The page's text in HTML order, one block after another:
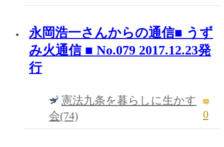
永岡浩一さんからの通信■ うず
み火通信 ■ No.079 2017.12.23発
行
憲法九条を暮らしに生かす
会(74)
0